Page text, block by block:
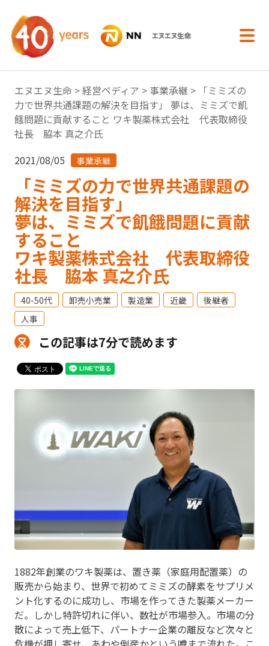
エヌエヌ生命 >経営ペディア > 事業承継 > 「ミミズの
力で世界共通課題の解決を目指す」 夢は、ミミズで飢
餓問題に貢献すること ワキ製薬株式会社 代表取締役
社長 脇本 真之介氏
2021/08/05
事業承継
「ミミズの力で世界共通課題の
解決を目指す」
夢は、ミミズで飢餓問題に貢献
すること
ワキ製薬株式会社 代表取締役
社長 脇本 真之介氏
40-50代 卸売小売業 製造業 近畿
後継者
人事
この記事は7分で読めます
1882年創業のワキ製薬は、置き薬（家庭用配置薬）の
販売から始まり、世界で初めてミミズの酵素をサプリメ
ント化するのに成功し、市場を作ってきた製薬メーカー
だ。しかし特許切れに伴い、数社が市場参入。市場の分
散によって売上低下、パートナー企業の離反など次々と